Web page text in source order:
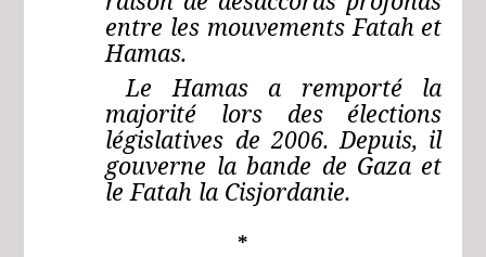
entre les mouvements Fatah et
Hamas.
Le Hamas a remporté la
majorité lors des élections
législatives de 2006. Depuis, il
gouverne la bande de Gaza et
le Fatah la Cisjordanie.
*